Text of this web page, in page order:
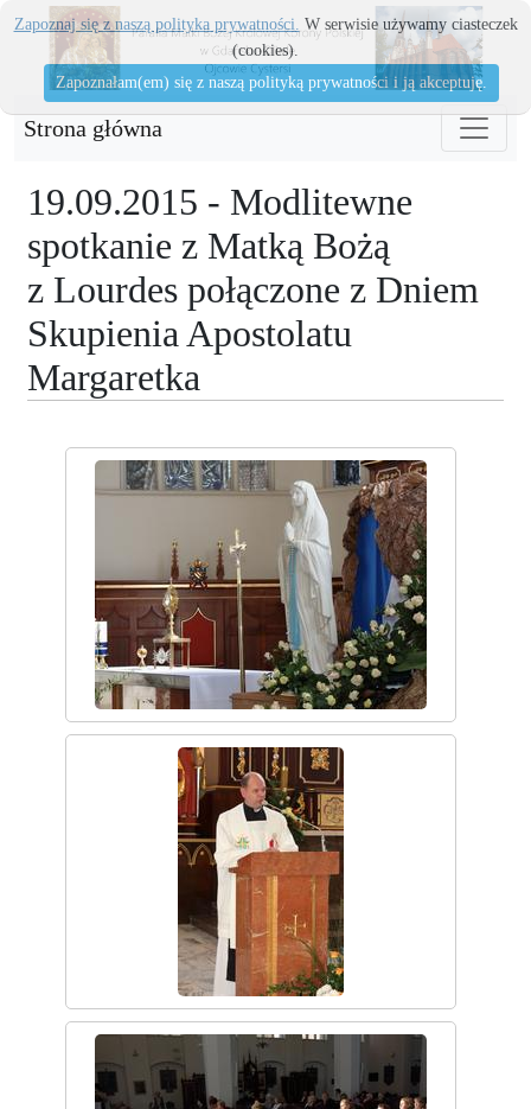
Strona główna
19.09.2015 - Modlitewne
spotkanie z Matką Bożą
z Lourdes połączone z Dniem
Skupienia Apostolatu
Margaretka
Zapoznaj się z naszą polityka prywatności. W serwisie używamy ciasteczek
(cookies).
Zapoznałam(em) się z naszą polityką prywatności i ją akceptuję.